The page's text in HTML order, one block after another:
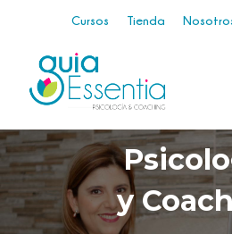
Cursos Tienda
y